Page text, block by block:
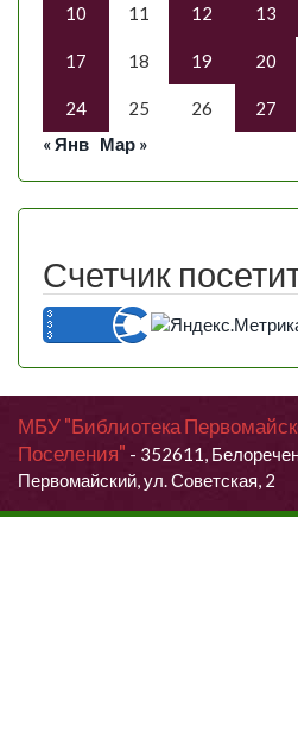
10 11 12 13
17 18 19 20
24 25 26 27
« Янв Мар »
Счетчик
МБУ "Библиотека
Поселения" - 352611,
Первомайский, ул. Советская, 2